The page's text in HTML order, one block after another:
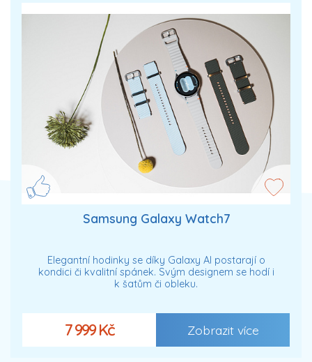
Samsung Galaxy Watch7
Elegantní hodinky se díky Galaxy AI postarají o
kondici či kvalitní spánek. Svým designem se hodí i
k šatům či obleku.
7 999 Kč Zobrazit více